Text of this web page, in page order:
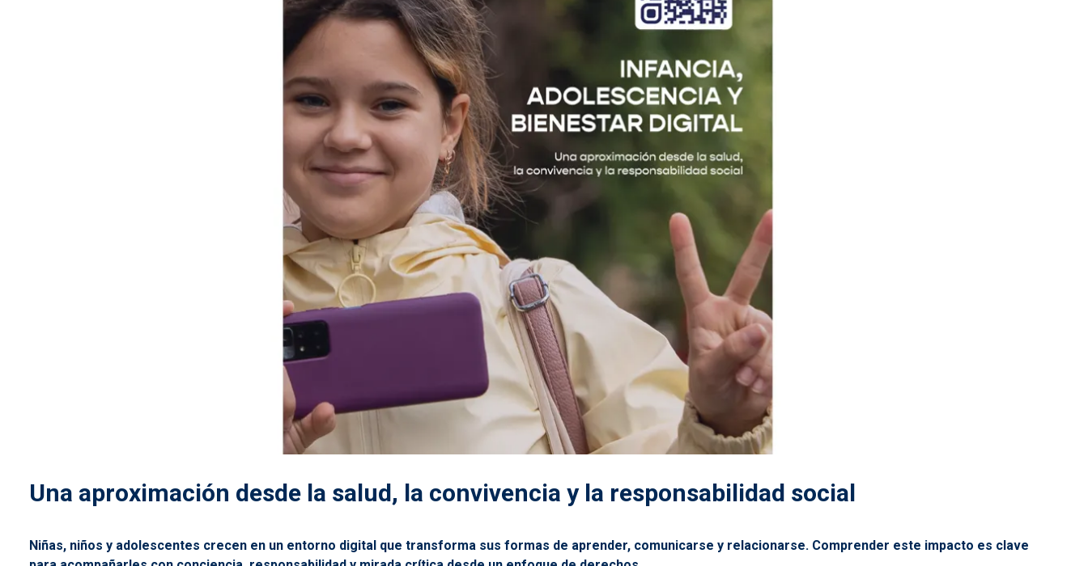
Una aproximación desde la salud, la convivencia y la responsabilidad social
Niñas, niños y adolescentes crecen en un entorno digital que transforma sus formas de aprender, comunicarse y relacionarse. Comprender este impacto es clave